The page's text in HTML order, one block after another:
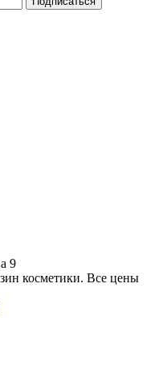
9
косметики. Все цены